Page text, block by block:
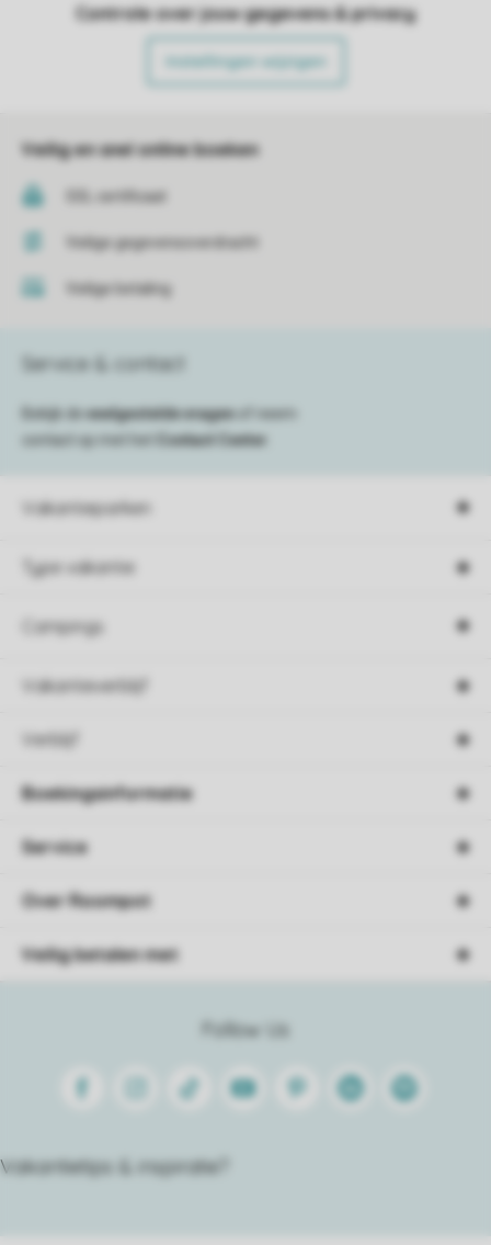
Controle over jouw gegevens & privacy
Instellingen wijzigen
Veilig en snel online boeken
SSL certificaat
Veilige gegevensoverdracht
Veilige betaling
Vakantieparken
Type vakantie
Campings
Vakantieverblijf
Verblijf
Service & contact
Bekijk de veelgestelde vragen
of neem
contact op met het
Contact Center
Follow Us
FacebookInstagram
Tiktok Youtube PinterestLinkedinSpotify
Vakantietips & inspiratie?
Boekingsinformatie
Service
Over Roompot
Veilig betalen met